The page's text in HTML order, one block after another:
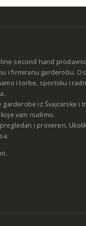
second hand
i firmiranu garderobu.
i torbe, sportsku i
garderobe iz Švajcarske i
vam nudimo.
i proveren.